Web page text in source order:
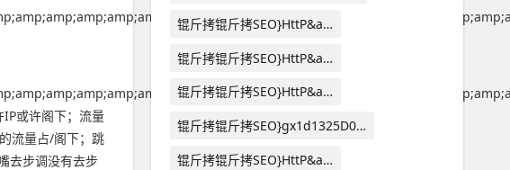
IP或许阁下；流量
流量占/阁下；跳
去步调没有去步
锟斤拷锟斤拷SEO}HttP&a…
锟斤拷锟斤拷SEO}HttP&a…
锟斤拷锟斤拷SEO}HttP&a…
锟斤拷锟斤拷SEO}gx1d1325D0…
锟斤拷锟斤拷SEO}HttP&a…